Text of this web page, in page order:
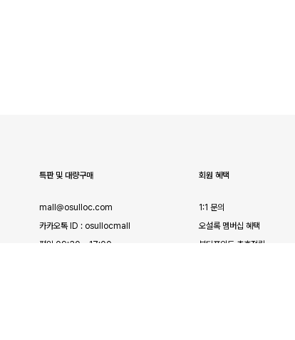
특판 및 대량구매
mall@osulloc.com
카카오톡 ID : osullocmall
평일 09:30 - 17:00
회원 혜택
1:1 문의
오설록 멤버십 혜택
뷰티포인트 추후적립